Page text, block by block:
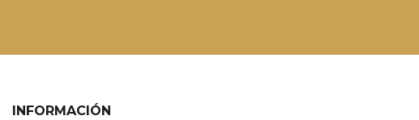
INFORMACIÓN